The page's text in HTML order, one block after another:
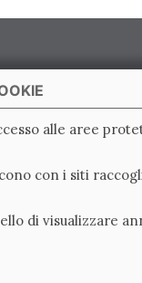
alle aree
con i siti
di visualizzare